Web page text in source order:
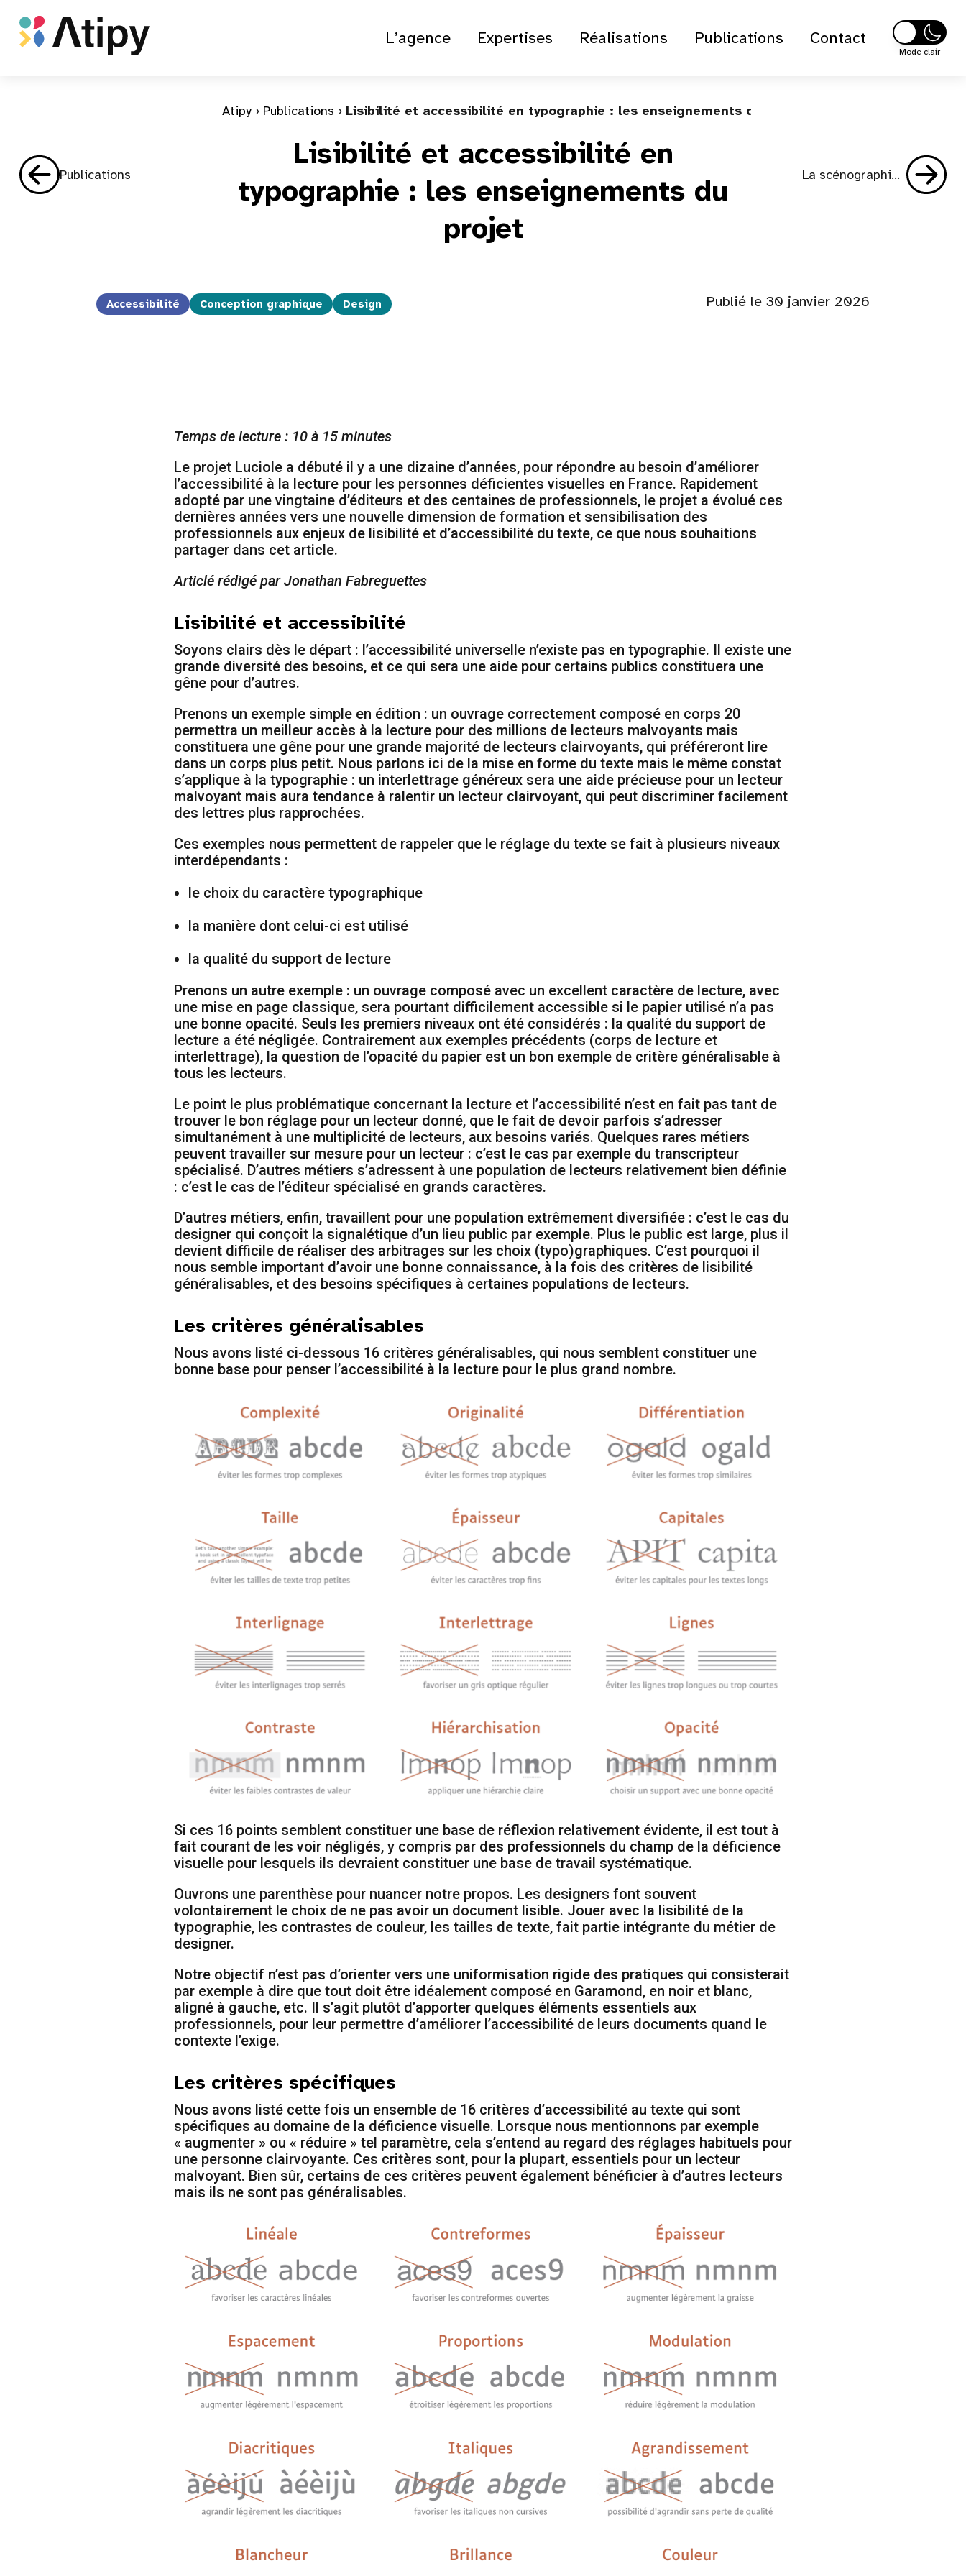
L’agence Expertises Réalisations Publications Contact
Mode clair
Publications
Atipy › Publications › Lisibilité et accessibilité en typographie : les enseignements du projet
Lisibilité et accessibilité en
typographie : les enseignements du
projet
La scénographie adoucie : Une approche sensible pour mieux accueillir
Accessibilité Conception graphique Design Publié le 30 janvier 2026
Temps de lecture : 10 à 15 minutes
Le projet Luciole a débuté il y a une dizaine d’années, pour répondre au besoin d’améliorer
l’accessibilité à la lecture pour les personnes déficientes visuelles en France. Rapidement
adopté par une vingtaine d’éditeurs et des centaines de professionnels, le projet a évolué ces
dernières années vers une nouvelle dimension de formation et sensibilisation des
professionnels aux enjeux de lisibilité et d’accessibilité du texte, ce que nous souhaitions
partager dans cet article.
Articlé rédigé par Jonathan Fabreguettes
Lisibilité et accessibilité
Soyons clairs dès le départ : l’accessibilité universelle n’existe pas en typographie. Il existe une
grande diversité des besoins, et ce qui sera une aide pour certains publics constituera une
gêne pour d’autres.
Prenons un exemple simple en édition : un ouvrage correctement composé en corps 20
permettra un meilleur accès à la lecture pour des millions de lecteurs malvoyants mais
constituera une gêne pour une grande majorité de lecteurs clairvoyants, qui préféreront lire
dans un corps plus petit. Nous parlons ici de la mise en forme du texte mais le même constat
s’applique à la typographie : un interlettrage généreux sera une aide précieuse pour un lecteur
malvoyant mais aura tendance à ralentir un lecteur clairvoyant, qui peut discriminer facilement
des lettres plus rapprochées.
Ces exemples nous permettent de rappeler que le réglage du texte se fait à plusieurs niveaux
interdépendants :
le choix du caractère typographique
la manière dont celui-ci est utilisé
la qualité du support de lecture
Prenons un autre exemple : un ouvrage composé avec un excellent caractère de lecture, avec
une mise en page classique, sera pourtant difficilement accessible si le papier utilisé n’a pas
une bonne opacité. Seuls les premiers niveaux ont été considérés : la qualité du support de
lecture a été négligée. Contrairement aux exemples précédents (corps de lecture et
interlettrage), la question de l’opacité du papier est un bon exemple de critère généralisable à
tous les lecteurs.
Le point le plus problématique concernant la lecture et l’accessibilité n’est en fait pas tant de
trouver le bon réglage pour un lecteur donné, que le fait de devoir parfois s’adresser
simultanément à une multiplicité de lecteurs, aux besoins variés. Quelques rares métiers
peuvent travailler sur mesure pour un lecteur : c’est le cas par exemple du transcripteur
spécialisé. D’autres métiers s’adressent à une population de lecteurs relativement bien définie
: c’est le cas de l’éditeur spécialisé en grands caractères.
D’autres métiers, enfin, travaillent pour une population extrêmement diversifiée : c’est le cas du
designer qui conçoit la signalétique d’un lieu public par exemple. Plus le public est large, plus il
devient difficile de réaliser des arbitrages sur les choix (typo)graphiques. C’est pourquoi il
nous semble important d’avoir une bonne connaissance, à la fois des critères de lisibilité
généralisables, et des besoins spécifiques à certaines populations de lecteurs.
Les critères généralisables
Nous avons listé ci-dessous 16 critères généralisables, qui nous semblent constituer une
bonne base pour penser l’accessibilité à la lecture pour le plus grand nombre.
Si ces 16 points semblent constituer une base de réflexion relativement évidente, il est tout à
fait courant de les voir négligés, y compris par des professionnels du champ de la déficience
visuelle pour lesquels ils devraient constituer une base de travail systématique.
Ouvrons une parenthèse pour nuancer notre propos. Les designers font souvent
volontairement le choix de ne pas avoir un document lisible. Jouer avec la lisibilité de la
typographie, les contrastes de couleur, les tailles de texte, fait partie intégrante du métier de
designer.
Notre objectif n’est pas d’orienter vers une uniformisation rigide des pratiques qui consisterait
par exemple à dire que tout doit être idéalement composé en Garamond, en noir et blanc,
aligné à gauche, etc. Il s’agit plutôt d’apporter quelques éléments essentiels aux
professionnels, pour leur permettre d’améliorer l’accessibilité de leurs documents quand le
contexte l’exige.
Les critères spécifiques
Nous avons listé cette fois un ensemble de 16 critères d’accessibilité au texte qui sont
spécifiques au domaine de la déficience visuelle. Lorsque nous mentionnons par exemple
« augmenter » ou « réduire » tel paramètre, cela s’entend au regard des réglages habituels pour
une personne clairvoyante. Ces critères sont, pour la plupart, essentiels pour un lecteur
malvoyant. Bien sûr, certains de ces critères peuvent également bénéficier à d’autres lecteurs
mais ils ne sont pas généralisables.